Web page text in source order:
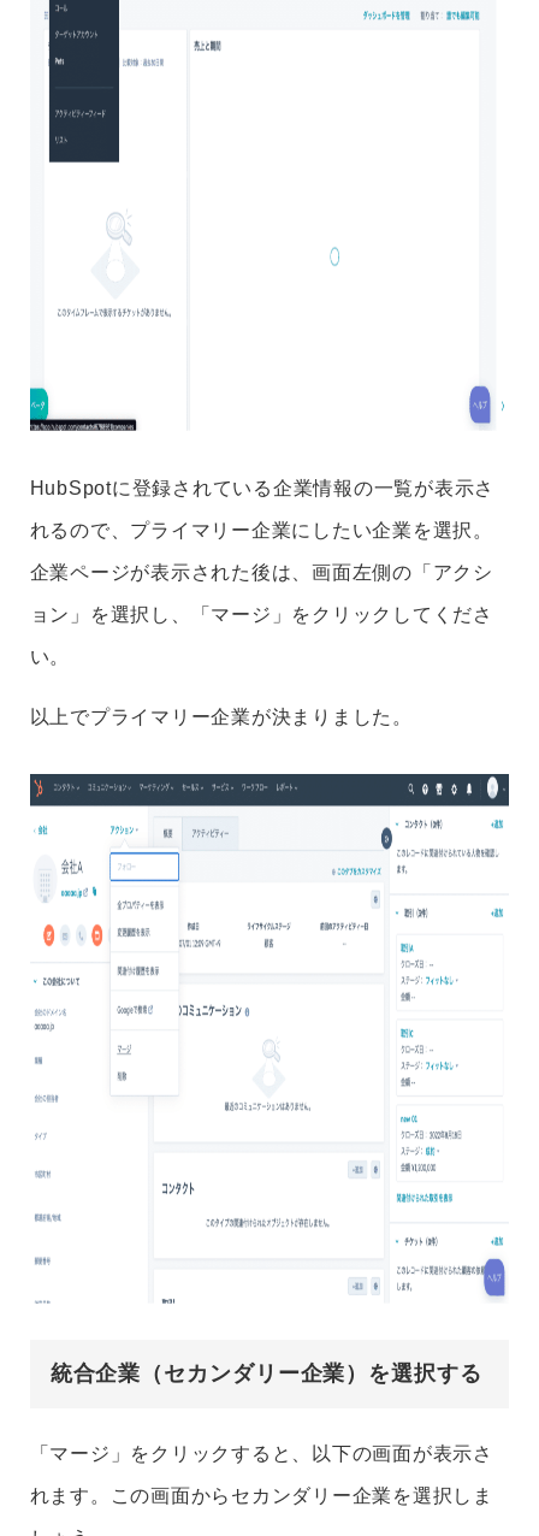
HubSpotに登録されている企業情報の一覧が表示さ
れるので、プライマリー企業にしたい企業を選択。
企業ページが表示された後は、画面左側の「アクシ
ョン」を選択し、「マージ」をクリックしてくださ
い。
以上でプライマリー企業が決まりました。
統合企業（セカンダリー企業）を選択する
「マージ」をクリックすると、以下の画面が表示さ
れます。この画面からセカンダリー企業を選択しま